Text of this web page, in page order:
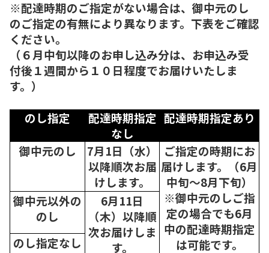
※配達時期のご指定がない場合は、御中元のし
のご指定の有無により異なります。下表をご確認
ください。
（６月中旬以降のお申し込み分は、お申込み受
付後１週間から１０日程度でお届けいたしま
す。）
のし指定
配達時期指定
なし
配達時期指定あり
御中元のし
7月1日（水）
以降順次お届
けします。
ご指定の時期にお
届けします。（6月
中旬～8月下旬）
※御中元のしご指
定の場合でも6月
中の配達時期指定
は可能です。
御中元以外の
のし
6月11日
（木）以降順
次お届けしま
す。
のし指定なし